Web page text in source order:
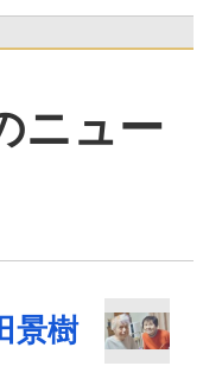
ニュー
景樹